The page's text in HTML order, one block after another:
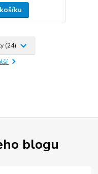
(24)
blogu